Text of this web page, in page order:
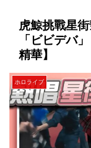
虎鯨挑戰星
「ビビデバ
精華】
ホロライブ